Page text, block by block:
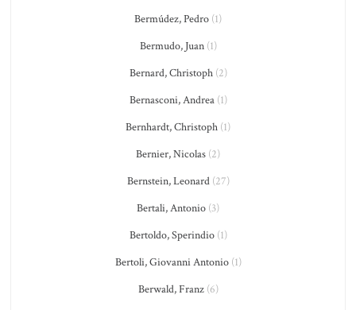
Bermúdez, Pedro (1)
Bermudo, Juan(1)
Bernard, Christoph(2)
Bernasconi, Andrea(1)
Bernhardt, Christoph (1)
Bernier, Nicolas (2)
Bernstein, Leonard(27)
Bertali, Antonio (3)
Bertoldo, Sperindio(1)
Bertoli, Giovanni Antonio(1)
Berwald, Franz(6)